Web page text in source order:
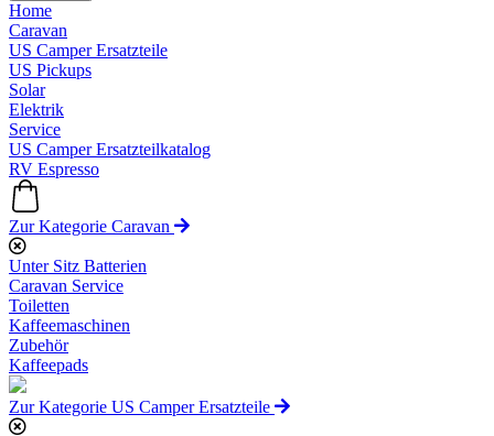
Home
Caravan
US Camper Ersatzteile
US Pickups
Solar
Elektrik
Service
US Camper Ersatzteilkatalog
RV Espresso
Zur Kategorie Caravan
Unter Sitz Batterien
Caravan Service
Toiletten
Kaffeemaschinen
Zubehör
Kaffeepads
Zur Kategorie US Camper Ersatzteile